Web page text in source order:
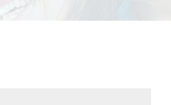
援中心